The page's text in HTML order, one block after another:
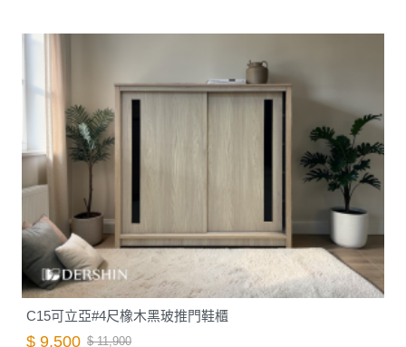
C15可立亞#4尺橡木黑玻推門鞋櫃
$ 9,500 $ 11,900